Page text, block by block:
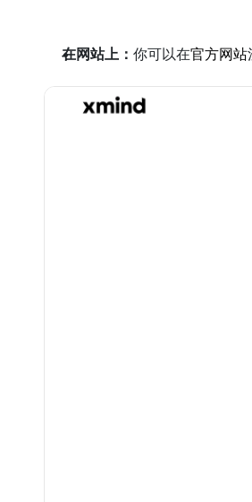
在网站上： 你可以在官方网站